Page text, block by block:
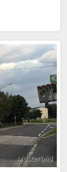
Musterbild